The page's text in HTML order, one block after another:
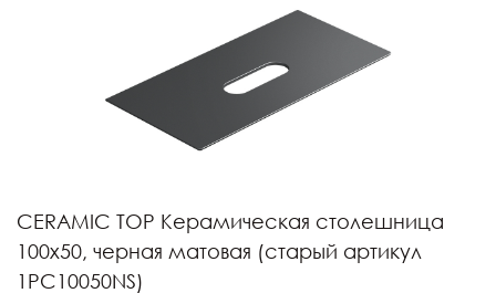
CERAMIC TOP Керамическая столешница
100х50, черная матовая (старый артикул
1PC10050NS)